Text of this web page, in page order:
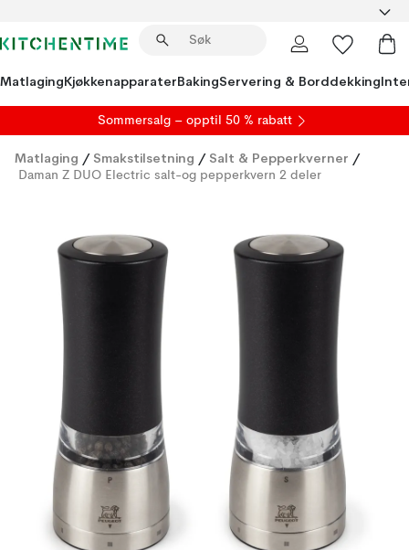
MatlagingKjøkkenapparaterBakingServering & Borddekking
Sommersalg – opptil 50 % rabatt
Matlaging / Smakstilsetning / Salt & Pepperkverner /
Daman Z DUO Electric salt-og pepperkvern 2 deler